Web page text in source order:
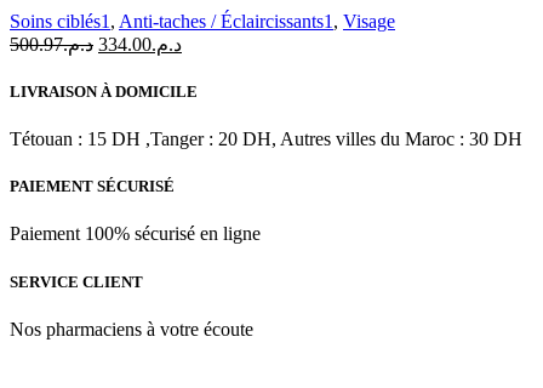
50
ml
Soins ciblés1 , Anti-taches / Éclaircissants1 , Visage
د.م.500.97
Le
initial
د.م.334.00
Le
actuel
د.م.334.00.
LIVRAISON À DOMICILE
Tétouan : 15 DH ,Tanger : 20 DH, Autres villes du Maroc : 30 DH
PAIEMENT SÉCURISÉ
Paiement 100% sécurisé en ligne
SERVICE CLIENT
Nos pharmaciens à votre écoute